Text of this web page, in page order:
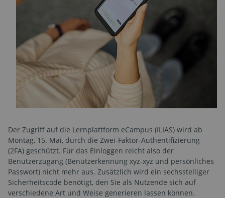
Der Zugriff auf die Lernplattform eCampus (ILIAS) wird ab
Montag, 15. Mai, durch die Zwei-Faktor-Authentifizierung
(2FA) geschützt. Für das Einloggen reicht also der
Benutzerzugang (Benutzerkennung xyz-xyz und persönliches
Passwort) nicht mehr aus. Zusätzlich wird ein sechsstelliger
Sicherheitscode benötigt, den Sie als Nutzende sich auf
verschiedene Art und Weise generieren lassen können.